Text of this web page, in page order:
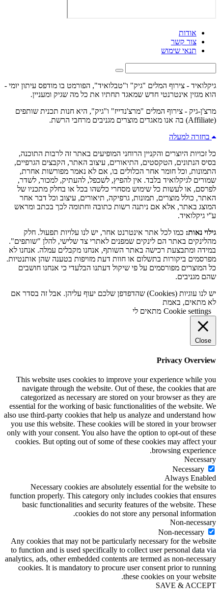
אודות
צור קשר
תנאי שימוש
גיקלואיד - צירוף המלים "גיק" ו"טבלואיד", הפורמט בו מודפס עיתון יומי -
הוא מגזין אינטרנטי חדש שמאגד תחתיו את כל מה שגיק ומעניין.
מרצ'ן-גיק - צירוף המלים "מרצ'נדייז" ו"גיק", היא חנות תכנית שותפים
(Affiliate) בה אנו מאגדים מוצרים מגניבים מרחבי הרשת.
בחזרה למעלה
כל זכויות היוצרים והקניין הרוחני המופיעים באתר זה לרבות התוכנה,
בסיס הנתונים, הטקסטים, התיאורים, עיצוב האתר, הקבצים הגרפיים,
התמונות, וכל חומר אחר הכלולים בו, אם לא נאמר מפורשות אחרת,
שמורים לגיקלואיד בלבד. אין להפיץ, לשכפל, להעתיק, למכור, לשדר,
לפרסם, או לעשות כל שימוש מסחרי כלשהו בכל או בחלק מתכניו של
האתר, כולל מוצרים, תמונות, גרפיקה, תיאורים, עיצוב וכל דבר אחר
המוצג באתר, אלא אם ניתנה רשות כתובה וחתומה לכך בכתב ומראש
ע''י גיקלואיד.
גילוי נאות: כמו לכל אתר אינטרנט אחר, יש לנו עלויות תפעול. חלק
מהלינקים באתר הם לינקים שמפנים לאתרי צד שלישי, להלן "שותפים".
במידה ומתבצעת רכישה באתר השותף, אנחנו מקבלים עמלה. אנחנו לא
מפרסמים ביקורות בתשלום או חוות דעת מזויפות בטענה שהן אותנטיות.
כל המוצרים מפורסמים על פי שיקול דעתנו הבלעדי כי אנחנו חושבים
שהם מגניבים.
יש לנו עוגיות (Cookies) שהדפדפן שלכם יעוף עליהן. אבל זה בסדר אם
לא מתאים, באמת
Cookie settings מתאים לי
Close
Privacy Overview
This website uses cookies to improve your experience while you
navigate through the website. Out of these, the cookies that are
categorized as necessary are stored on your browser as they are
essential for the working of basic functionalities of the website. We
also use third-party cookies that help us analyze and understand how
you use this website. These cookies will be stored in your browser
only with your consent. You also have the option to opt-out of these
cookies. But opting out of some of these cookies may affect your
browsing experience.
Necessary
Necessary
Always Enabled
Necessary cookies are absolutely essential for the website to
function properly. This category only includes cookies that ensures
basic functionalities and security features of the website. These
cookies do not store any personal information.
Non-necessary
Non-necessary
Any cookies that may not be particularly necessary for the website
to function and is used specifically to collect user personal data via
analytics, ads, other embedded contents are termed as non-necessary
cookies. It is mandatory to procure user consent prior to running
these cookies on your website.
SAVE & ACCEPT